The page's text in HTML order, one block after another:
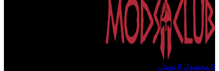
0 محصول 0 تومان